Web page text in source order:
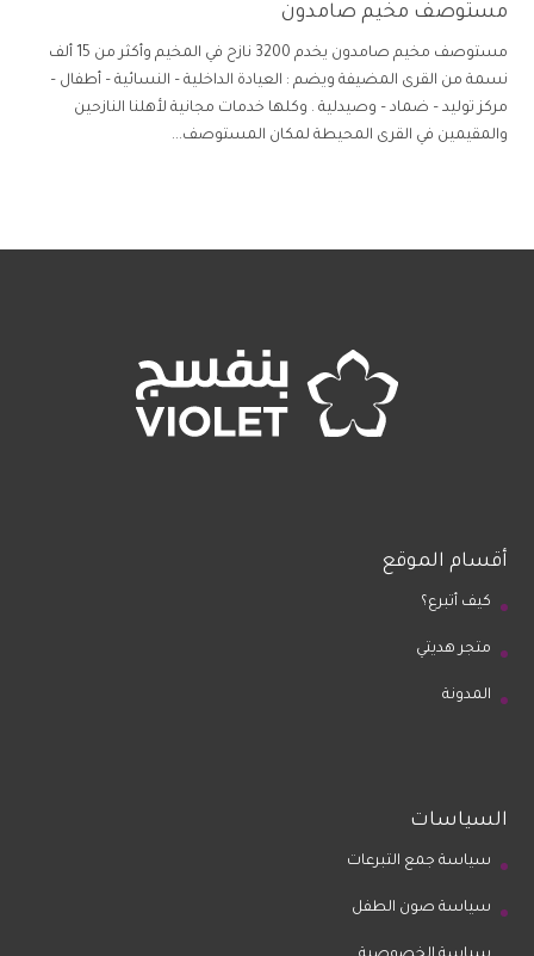
مستوصف مخيم صامدون
مستوصف مخيم صامدون يخدم 3200 نازح في المخيم وأكثر من 15 ألف
نسمة من القرى المضيفة ويضم : العيادة الداخلية – النسائية – أطفال –
مركز توليد – ضماد – وصيدلية . وكلها خدمات مجانية لأهلنا النازحين
والمقيمين في القرى المحيطة لمكان المستوصف...
أقسام الموقع
كيف أتبرع؟
متجر هديتي
المدونة
السياسات
سياسة جمع التبرعات
سياسة صون الطفل